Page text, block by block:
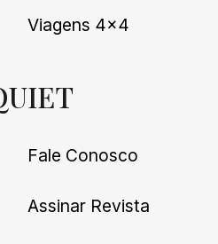
Viagens 4×4
Fale Conosco
Assinar Revista